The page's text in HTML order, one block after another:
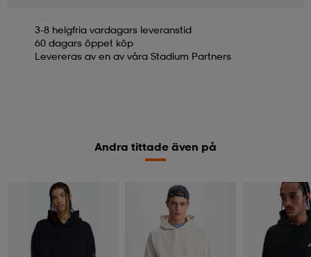
3-8 helgfria vardagars leveranstid
60 dagars öppet köp
Levereras av en av våra Stadium Partners
Andra tittade även på